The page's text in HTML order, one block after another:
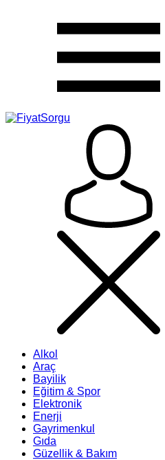
Alkol
Araç
Bayilik
Eğitim & Spor
Elektronik
Enerji
Gayrimenkul
Gıda
Güzellik & Bakım